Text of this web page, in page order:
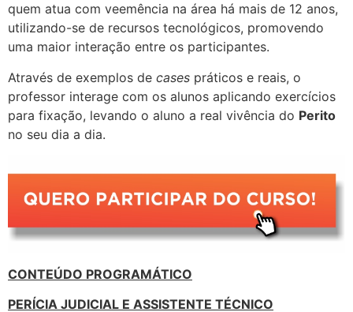
quem atua com veemência na área há mais de 12 anos,
utilizando-se de recursos tecnológicos, promovendo
uma maior interação entre os participantes.
Através de exemplos de cases práticos e reais, o
professor interage com os alunos aplicando exercícios
para fixação, levando o aluno a real vivência do Perito
no seu dia a dia.
CONTEÚDO PROGRAMÁTICO
PERÍCIA JUDICIAL E ASSISTENTE TÉCNICO